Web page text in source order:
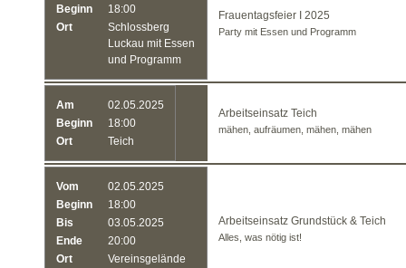
Beginn
18:00
Ort
Schlossberg
Luckau mit Essen
und Programm
Frauentagsfeier I 2025
Party mit Essen und Programm
Am
02.05.2025
Beginn
18:00
Ort
Teich
Arbeitseinsatz Teich
mähen, aufräumen, mähen, mähen
Vom
02.05.2025
Beginn
18:00
Bis
03.05.2025
Ende
20:00
Ort
Vereinsgelände
Arbeitseinsatz Grundstück & Teich
Alles, was nötig ist!